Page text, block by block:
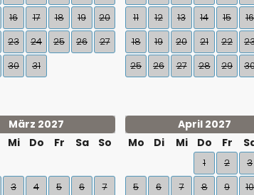
16 17 18 19
20
23 24 25 26
27
30 31
11
12 13 14 15 16
18
19 20 21 22
25
26 27 28 29
März 2027
Mi Do Fr Sa So
3 4 5 6
7
April 2027
Mo
Di Mi Do Fr
1 2 3
5
6 7 8 9 10